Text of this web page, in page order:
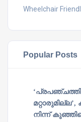
Wheelchair
Popular Posts
നിന്ന്